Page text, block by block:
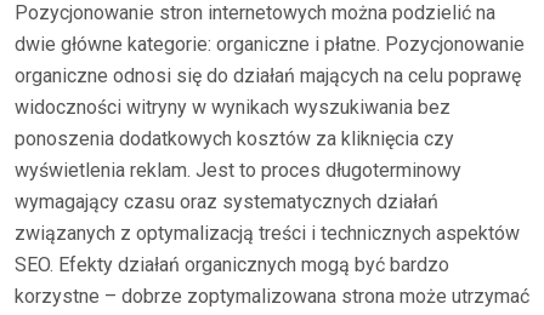
Pozycjonowanie stron internetowych można podzielić na
dwie główne kategorie: organiczne i płatne. Pozycjonowanie
organiczne odnosi się do działań mających na celu poprawę
widoczności witryny w wynikach wyszukiwania bez
ponoszenia dodatkowych kosztów za kliknięcia czy
wyświetlenia reklam. Jest to proces długoterminowy
wymagający czasu oraz systematycznych działań
związanych z optymalizacją treści i technicznych aspektów
SEO. Efekty działań organicznych mogą być bardzo
korzystne – dobrze zoptymalizowana strona może utrzymać